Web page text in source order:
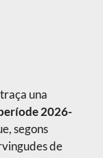
una
2026-
segons
de